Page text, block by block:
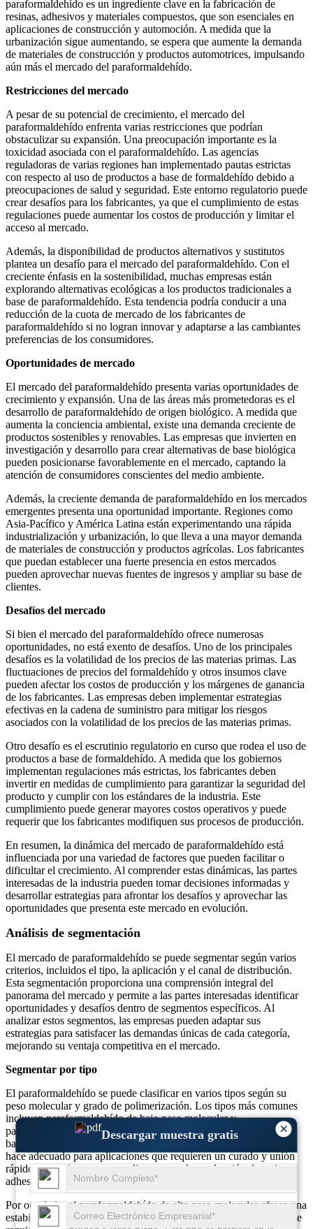
×
Descargar muestra gratis
paraformaldehído es un ingrediente clave en la fabricación de
resinas, adhesivos y materiales compuestos, que son esenciales en
aplicaciones de construcción y automoción. A medida que la
urbanización sigue aumentando, se espera que aumente la demanda
de materiales de construcción y productos automotrices, impulsando
aún más el mercado del paraformaldehído.
Restricciones del mercado
A pesar de su potencial de crecimiento, el mercado del
paraformaldehído enfrenta varias restricciones que podrían
obstaculizar su expansión. Una preocupación importante es la
toxicidad asociada con el paraformaldehído. Las agencias
reguladoras de varias regiones han implementado pautas estrictas
con respecto al uso de productos a base de formaldehído debido a
preocupaciones de salud y seguridad. Este entorno regulatorio puede
crear desafíos para los fabricantes, ya que el cumplimiento de estas
regulaciones puede aumentar los costos de producción y limitar el
acceso al mercado.
Además, la disponibilidad de productos alternativos y sustitutos
plantea un desafío para el mercado del paraformaldehído. Con el
creciente énfasis en la sostenibilidad, muchas empresas están
explorando alternativas ecológicas a los productos tradicionales a
base de paraformaldehído. Esta tendencia podría conducir a una
reducción de la cuota de mercado de los fabricantes de
paraformaldehído si no logran innovar y adaptarse a las cambiantes
preferencias de los consumidores.
Oportunidades de mercado
El mercado del paraformaldehído presenta varias oportunidades de
crecimiento y expansión. Una de las áreas más prometedoras es el
desarrollo de paraformaldehído de origen biológico. A medida que
aumenta la conciencia ambiental, existe una demanda creciente de
productos sostenibles y renovables. Las empresas que invierten en
investigación y desarrollo para crear alternativas de base biológica
pueden posicionarse favorablemente en el mercado, captando la
atención de consumidores conscientes del medio ambiente.
Además, la creciente demanda de paraformaldehído en los mercados
emergentes presenta una oportunidad importante. Regiones como
Asia-Pacífico y América Latina están experimentando una rápida
industrialización y urbanización, lo que lleva a una mayor demanda
de materiales de construcción y productos agrícolas. Los fabricantes
que puedan establecer una fuerte presencia en estos mercados
pueden aprovechar nuevas fuentes de ingresos y ampliar su base de
clientes.
Desafíos del mercado
Si bien el mercado del paraformaldehído ofrece numerosas
oportunidades, no está exento de desafíos. Uno de los principales
desafíos es la volatilidad de los precios de las materias primas. Las
fluctuaciones de precios del formaldehído y otros insumos clave
pueden afectar los costos de producción y los márgenes de ganancia
de los fabricantes. Las empresas deben implementar estrategias
efectivas en la cadena de suministro para mitigar los riesgos
asociados con la volatilidad de los precios de las materias primas.
Otro desafío es el escrutinio regulatorio en curso que rodea el uso de
productos a base de formaldehído. A medida que los gobiernos
implementan regulaciones más estrictas, los fabricantes deben
invertir en medidas de cumplimiento para garantizar la seguridad del
producto y cumplir con los estándares de la industria. Este
cumplimiento puede generar mayores costos operativos y puede
requerir que los fabricantes modifiquen sus procesos de producción.
En resumen, la dinámica del mercado de paraformaldehído está
influenciada por una variedad de factores que pueden facilitar o
dificultar el crecimiento. Al comprender estas dinámicas, las partes
interesadas de la industria pueden tomar decisiones informadas y
desarrollar estrategias para afrontar los desafíos y aprovechar las
oportunidades que presenta este mercado en evolución.
Análisis de segmentación
El mercado de paraformaldehído se puede segmentar según varios
criterios, incluidos el tipo, la aplicación y el canal de distribución.
Esta segmentación proporciona una comprensión integral del
panorama del mercado y permite a las partes interesadas identificar
oportunidades y desafíos dentro de segmentos específicos. Al
analizar estos segmentos, las empresas pueden adaptar sus
estrategias para satisfacer las demandas únicas de cada categoría,
mejorando su ventaja competitiva en el mercado.
Segmentar por tipo
El paraformaldehído se puede clasificar en varios tipos según su
peso molecular y grado de polimerización. Los tipos más comunes
incluyen paraformaldehído de bajo peso molecular y
paraformaldehído de alto peso molecular. El paraformaldehído de
bajo peso molecular suele exhibir una mayor reactividad, lo que lo
hace adecuado para aplicaciones que requieren un curado y unión
rápidos. Este tipo se usa ampliamente en la producción de resinas,
adhesivos y recubrimientos, donde el fraguado rápido es esencial.
Por otro lado, el paraformaldehído de alto peso molecular ofrece una
estabilidad mejorada y se utiliza principalmente en aplicaciones que